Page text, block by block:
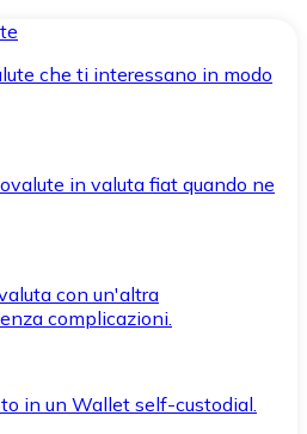
che ti interessano in modo
in valuta fiat quando ne
con un'altra
complicazioni.
in un Wallet self-custodial.